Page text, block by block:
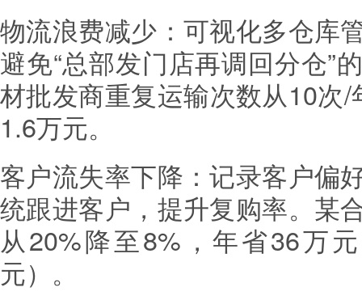
物流浪费减少：可视化多仓库
避免“总部发门店再调回分仓”
材批发商重复运输次数从10次
1.6万元。
客户流失率下降：记录客户偏
统跟进客户，提升复购率。某
从20%降至8%，年省36万
元）。